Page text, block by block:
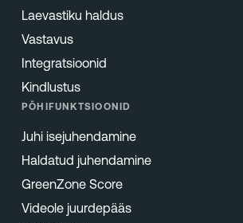
Laevastiku haldus
Vastavus
Integratsioonid
Kindlustus
PÕHIFUNKTSIOONID
Juhi isejuhendamine
Haldatud juhendamine
GreenZone Score
Videole juurdepääs